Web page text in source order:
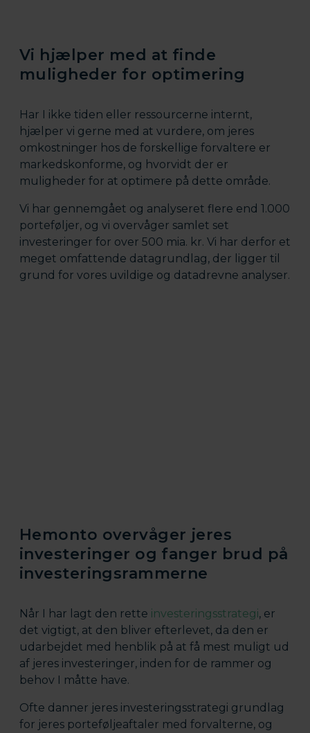
Vi hjælper med at finde
muligheder for optimering
Har I ikke tiden eller ressourcerne internt,
hjælper vi gerne med at vurdere, om jeres
omkostninger hos de forskellige forvaltere er
markedskonforme, og hvorvidt der er
muligheder for at optimere på dette område.
Vi har gennemgået og analyseret flere end 1.000
porteføljer, og vi overvåger samlet set
investeringer for over 500 mia. kr. Vi har derfor et
meget omfattende datagrundlag, der ligger til
grund for vores uvildige og datadrevne analyser.
Hemonto overvåger jeres
investeringer og fanger brud på
investeringsrammerne
Når I har lagt den rette investeringsstrategi, er
det vigtigt, at den bliver efterlevet, da den er
udarbejdet med henblik på at få mest muligt ud
af jeres investeringer, inden for de rammer og
behov I måtte have.
Ofte danner jeres investeringsstrategi grundlag
for jeres porteføljeaftaler med forvalterne, og